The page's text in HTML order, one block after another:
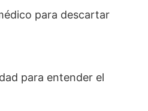
para descartar
para entender el